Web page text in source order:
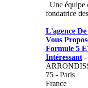
Une équipe
fondatrice
L'agence
Vous
Formule 5
Intéressant-
75 - Paris
France